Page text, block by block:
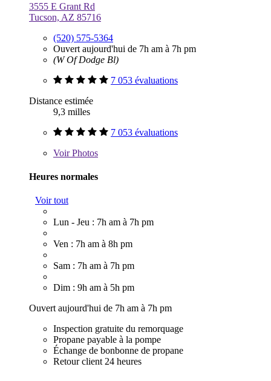
3555 E Grant Rd
Tucson, AZ 85716
(520) 575-5364
Ouvert aujourd'hui de 7h am à 7h pm
(W Of Dodge Bl)
7 053 évaluations
Distance estimée
9,3 milles
7 053 évaluations
VoirPhotos
Heures normales
Voir tout
Lun - Jeu : 7h am à 7h pm
Ven : 7h am à 8h pm
Sam : 7h am à 7h pm
Dim : 9h am à 5h pm
Ouvert aujourd'hui de 7h am à 7h pm
Inspection gratuite du remorquage
Propane payable à la pompe
Échange de bonbonne de propane
Retour client 24 heures